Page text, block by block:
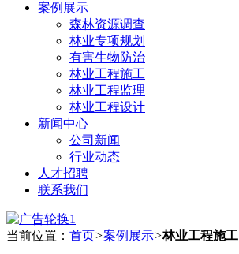
案例展示
森林资源调查
林业专项规划
有害生物防治
林业工程施工
林业工程监理
林业工程设计
新闻中心
公司新闻
行业动态
人才招聘
联系我们
当前位置： 首页>案例展示>林业工程施工